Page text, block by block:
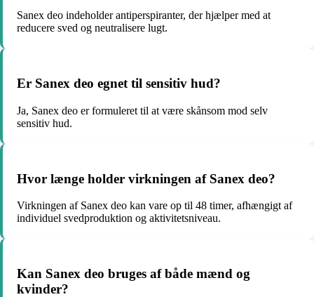
Sanex deo indeholder antiperspiranter, der hjælper med at
reducere sved og neutralisere lugt.
Er Sanex deo egnet til sensitiv hud?
Ja, Sanex deo er formuleret til at være skånsom mod selv
sensitiv hud.
Hvor længe holder virkningen af Sanex deo?
Virkningen af Sanex deo kan vare op til 48 timer, afhængigt af
individuel svedproduktion og aktivitetsniveau.
Kan Sanex deo bruges af både mænd og
kvinder?